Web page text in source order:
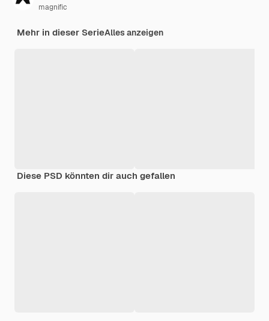
magnific
Mehr in dieser SerieAlles anzeigen
Diese PSD könnten dir auch gefallen